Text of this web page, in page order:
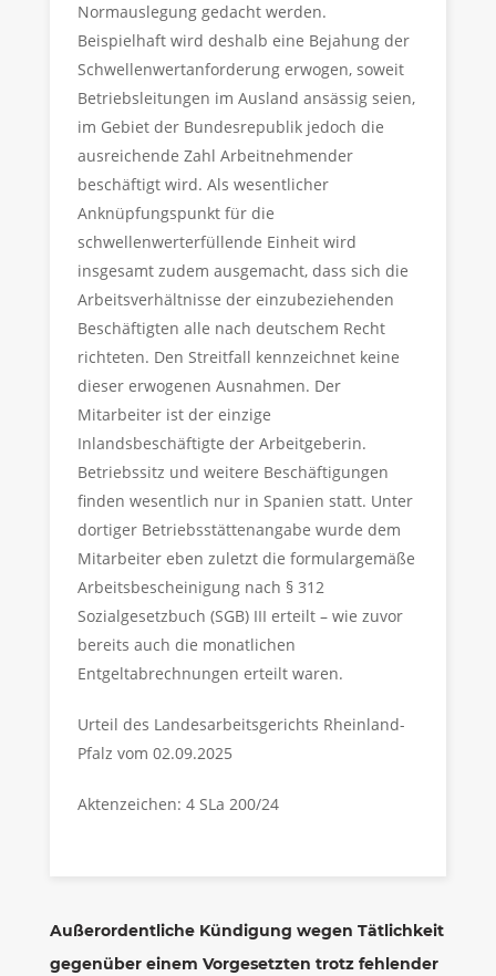
Normauslegung gedacht werden.
Beispielhaft wird deshalb eine Bejahung der
Schwellenwertanforderung erwogen, soweit
Betriebsleitungen im Ausland ansässig seien,
im Gebiet der Bundesrepublik jedoch die
ausreichende Zahl Arbeitnehmender
beschäftigt wird. Als wesentlicher
Anknüpfungspunkt für die
schwellenwerterfüllende Einheit wird
insgesamt zudem ausgemacht, dass sich die
Arbeitsverhältnisse der einzubeziehenden
Beschäftigten alle nach deutschem Recht
richteten. Den Streitfall kennzeichnet keine
dieser erwogenen Ausnahmen. Der
Mitarbeiter ist der einzige
Inlandsbeschäftigte der Arbeitgeberin.
Betriebssitz und weitere Beschäftigungen
finden wesentlich nur in Spanien statt. Unter
dortiger Betriebsstättenangabe wurde dem
Mitarbeiter eben zuletzt die formulargemäße
Arbeitsbescheinigung nach § 312
Sozialgesetzbuch (SGB) III erteilt – wie zuvor
bereits auch die monatlichen
Entgeltabrechnungen erteilt waren.
Urteil des Landesarbeitsgerichts Rheinland-
Pfalz vom 02.09.2025
Aktenzeichen: 4 SLa 200/24
Außerordentliche Kündigung wegen Tätlichkeit
gegenüber einem Vorgesetzten trotz fehlender